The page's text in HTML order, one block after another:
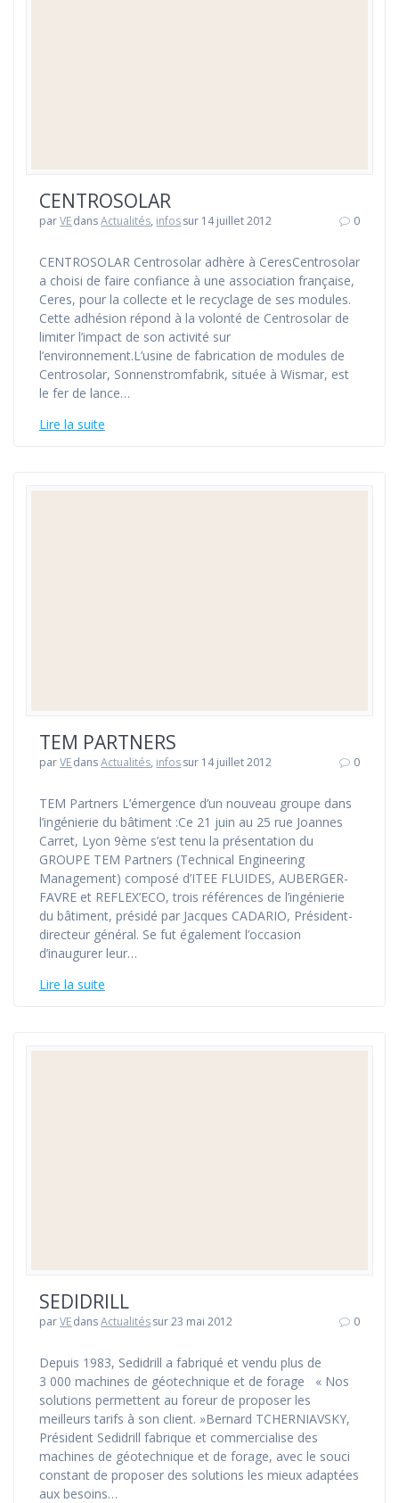
CENTROSOLAR
parVEdansActualités, infossur 14 juillet 2012 0
CENTROSOLAR Centrosolar adhère à CeresCentrosolar
a choisi de faire confiance à une association française,
Ceres, pour la collecte et le recyclage de ses modules.
Cette adhésion répond à la volonté de Centrosolar de
limiter l’impact de son activité sur
l’environnement.L’usine de fabrication de modules de
Centrosolar, Sonnenstromfabrik, située à Wismar, est
le fer de lance…
Lire la suite
TEM PARTNERS
parVEdansActualités, infossur 14 juillet 2012 0
TEM Partners L’émergence d’un nouveau groupe dans
l’ingénierie du bâtiment :Ce 21 juin au 25 rue Joannes
Carret, Lyon 9ème s’est tenu la présentation du
GROUPE TEM Partners (Technical Engineering
Management) composé d’ITEE FLUIDES, AUBERGER-
FAVRE et REFLEX’ECO, trois références de l’ingénierie
du bâtiment, présidé par Jacques CADARIO, Président-
directeur général. Se fut également l’occasion
d’inaugurer leur…
Lire la suite
SEDIDRILL
parVEdansActualitéssur 23 mai 2012 0
Depuis 1983, Sedidrill a fabriqué et vendu plus de
3 000 machines de géotechnique et de forage « Nos
solutions permettent au foreur de proposer les
meilleurs tarifs à son client. »Bernard TCHERNIAVSKY,
Président Sedidrill fabrique et commercialise des
machines de géotechnique et de forage, avec le souci
constant de proposer des solutions les mieux adaptées
aux besoins…